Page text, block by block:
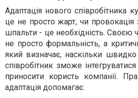
Адаптація нового співробітника
це не просто жарт, чи провокація
шпальти - це необхідність. Своєю
не просто формальність, а
який визначає, наскільки
співробітник зможе
приносити користь компанії.
адаптація допомагає: